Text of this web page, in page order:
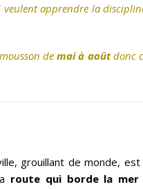
veulent apprendre la
demai à aoûtdonc
grouillant de monde,
route qui borde la mer